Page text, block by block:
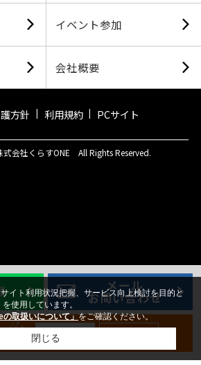
イベント参加
会社概要
方針 利用規約 PCサイト
メール
お問い合わせ
新規登録
会社くらすONE All Rights Reserved.
イト利用状況把握、サービス向上検討を目的と
使用しています。
の取扱いについて」をご確認ください。
閉じる